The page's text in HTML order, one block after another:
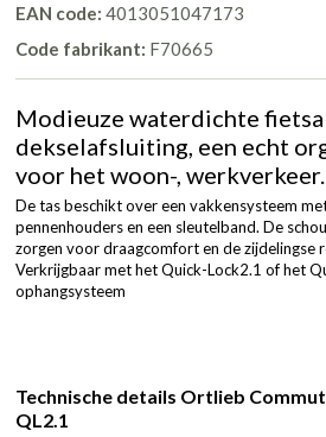
EAN code: 4013051047173
Code fabrikant: F70665
Modieuze waterdichte
dekselafsluiting, een echt
voor het woon-, werkverkeer.
De tas beschikt over een vakkensysteem
pennenhouders en een sleutelband. De
zorgen voor draagcomfort en de zijdelingse
Verkrijgbaar met het Quick-Lock2.1 of het
ophangsysteem
Technische details Ortlieb
QL2.1